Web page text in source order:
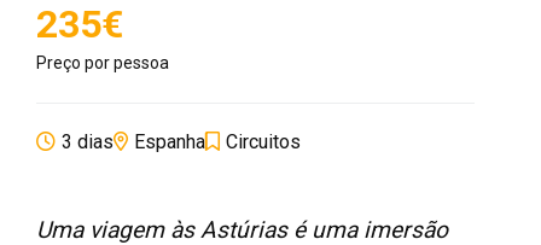
235€
Preço por pessoa
3 dias Espanha Circuitos
Uma viagem às Astúrias é uma imersão